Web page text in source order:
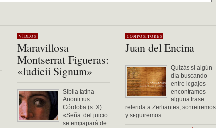
VÍDEOS
Maravillosa
Montserrat Figueras:
«Iudicii Signum»
Sibila latina
Anonimus
Córdoba (s. X)
«Señal del juicio:
se empapará de
COMPOSITORES
Juan del Encina
Quizás si algún
día buscando
entre legajos
encontramos
alguna frase
referida a Zerbantes, sonreiremos
y seguiremos...